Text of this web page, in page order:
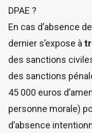
DPAE ?
En cas d’absence
dernier s’expose à
des sanctions
des sanctions
45 000 euros
personne morale)
d’absence